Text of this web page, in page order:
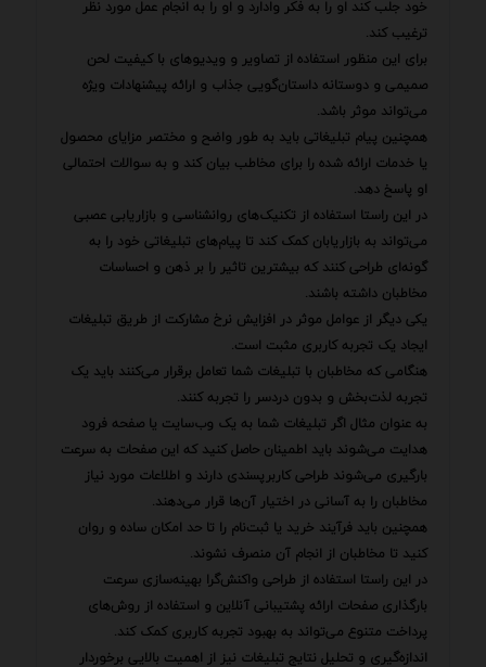
خود جلب کند او را به فکر وادارد و او را به انجام عمل مورد نظر
ترغیب کند.
برای این منظور استفاده از تصاویر و ویدیوهای با کیفیت لحن
صمیمی و دوستانه داستان‌گویی جذاب و ارائه پیشنهادات ویژه
می‌تواند موثر باشد.
همچنین پیام تبلیغاتی باید به طور واضح و مختصر مزایای محصول
یا خدمات ارائه شده را برای مخاطب بیان کند و به سوالات احتمالی
او پاسخ دهد.
در این راستا استفاده از تکنیک‌های روانشناسی و بازاریابی عصبی
می‌تواند به بازاریابان کمک کند تا پیام‌های تبلیغاتی خود را به
گونه‌ای طراحی کنند که بیشترین تاثیر را بر ذهن و احساسات
مخاطبان داشته باشند.
یکی دیگر از عوامل موثر در افزایش نرخ مشارکت از طریق تبلیغات
ایجاد یک تجربه کاربری مثبت است.
هنگامی که مخاطبان با تبلیغات شما تعامل برقرار می‌کنند باید یک
تجربه لذت‌بخش و بدون دردسر را تجربه کنند.
به عنوان مثال اگر تبلیغات شما به یک وب‌سایت یا صفحه فرود
هدایت می‌شوند باید اطمینان حاصل کنید که این صفحات به سرعت
بارگیری می‌شوند طراحی کاربرپسندی دارند و اطلاعات مورد نیاز
مخاطبان را به آسانی در اختیار آن‌ها قرار می‌دهند.
همچنین باید فرآیند خرید یا ثبت‌نام را تا حد امکان ساده و روان
کنید تا مخاطبان از انجام آن منصرف نشوند.
در این راستا استفاده از طراحی واکنش‌گرا بهینه‌سازی سرعت
بارگذاری صفحات ارائه پشتیبانی آنلاین و استفاده از روش‌های
پرداخت متنوع می‌تواند به بهبود تجربه کاربری کمک کند.
اندازه‌گیری و تحلیل نتایج تبلیغات نیز از اهمیت بالایی برخوردار